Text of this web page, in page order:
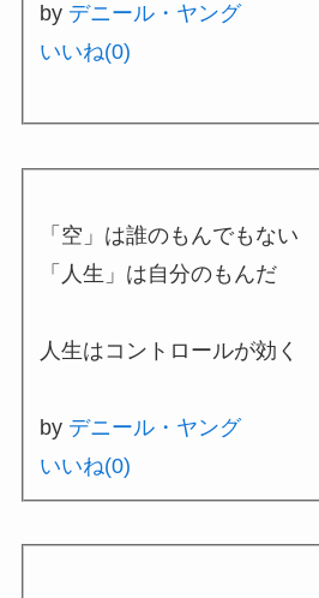
by デニール・ヤング
いいね(0)
「空」は誰のもんでもない
「人生」は自分のもんだ
人生はコントロールが効く
by デニール・ヤング
いいね(0)